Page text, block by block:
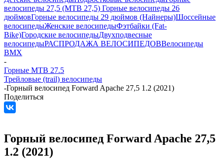
велосипеды 27,5 (MTB 27,5) Горные велосипеды 26
дюймовГорные велосипеды 29 дюймов (Найнеры)Шоссейные
велосипедыЖенские велосипедыФэтбайки (Fat-
Bike)Городские велосипедыДвухподвесные
велосипедыРАСПРОДАЖА ВЕЛОСИПЕДОВВелосипеды
BMX
-
Горные MTB 27.5
Трейловые (trail) велосипеды
-Горный велосипед Forward Apache 27,5 1.2 (2021)
Поделиться
Горный велосипед Forward Apache 27,5
1.2 (2021)